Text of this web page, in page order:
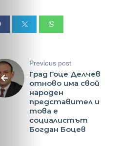
Previous post
Град Гоце Делчев
отново има свой
народен
представител и
това е
социалистът
Богдан Боцев